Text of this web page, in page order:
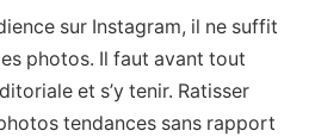
sur Instagram, il ne suffit
photos. Il faut avant tout
et s’y tenir. Ratisser
tendances sans rapport